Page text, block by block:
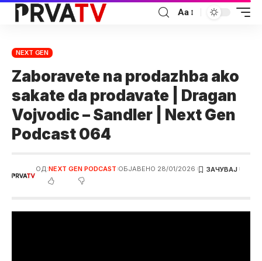
Аа
NEXT GEN
Zaboravete na prodazhba ako
sakate da prodavate | Dragan
Vojvodic – Sandler | Next Gen
Podcast 064
ОД:NEXT GEN PODCAST ОБЈАВЕНО 28/01/2026